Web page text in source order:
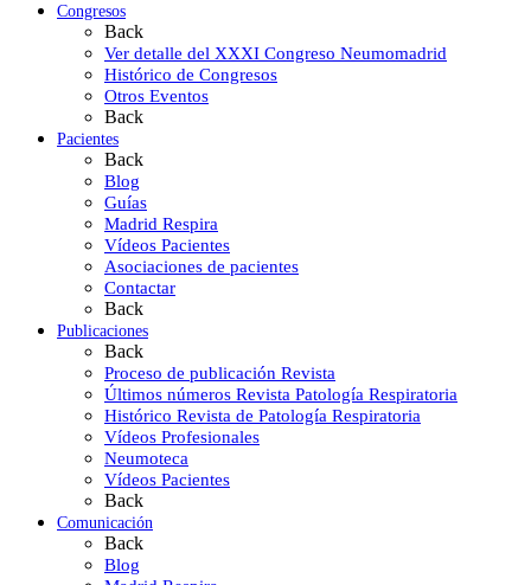
Congresos
Back
Ver detalle del XXXI Congreso Neumomadrid
Histórico de Congresos
Otros Eventos
Back
Pacientes
Back
Blog
Guías
Madrid Respira
Vídeos Pacientes
Asociaciones de pacientes
Contactar
Back
Publicaciones
Back
Proceso de publicación Revista
Últimos números Revista Patología Respiratoria
Histórico Revista de Patología Respiratoria
Vídeos Profesionales
Neumoteca
Vídeos Pacientes
Back
Comunicación
Back
Blog